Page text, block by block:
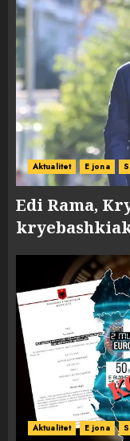
Aktualitet E jona
Edi Rama,
Aktualitet E jona